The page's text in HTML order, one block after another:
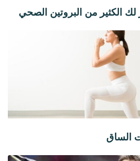
لك الكثير من البروتين الصحي
الساق